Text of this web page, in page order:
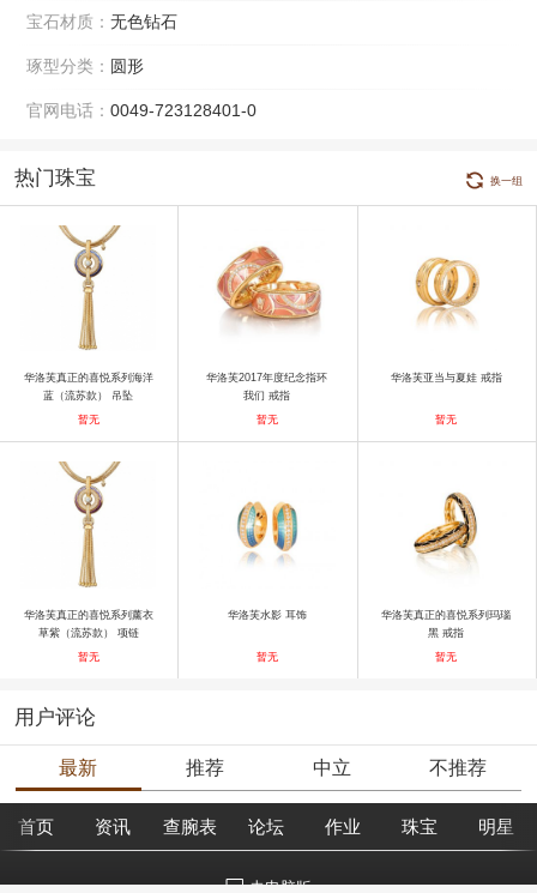
宝石材质： 无色钻石
琢型分类： 圆形
官网电话： 0049-723128401-0
热门珠宝 换一组
华洛芙真正的喜悦系列海洋
蓝（流苏款） 吊坠
暂无
华洛芙2017年度纪念指环
我们 戒指
暂无
华洛芙亚当与夏娃 戒指
暂无
华洛芙真正的喜悦系列薰衣
草紫（流苏款） 项链
暂无
华洛芙水影 耳饰
暂无
华洛芙真正的喜悦系列玛瑙
黑 戒指
暂无
用户评论
最新 推荐 中立 不推荐
首页 资讯 查腕表 论坛 作业 珠宝 明星
去电脑版